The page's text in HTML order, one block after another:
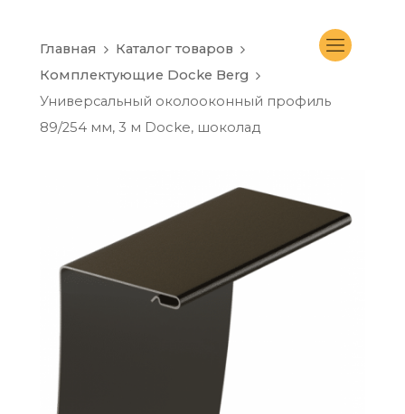
Главная
Каталог товаров
Комплектующие Docke Berg
Универсальный околооконный профиль
89/254 мм, 3 м Docke, шоколад